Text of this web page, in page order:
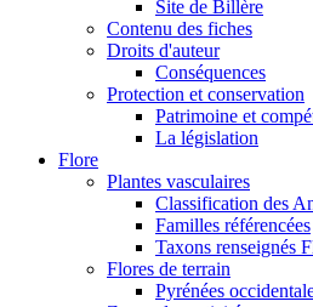
Site de Billère
Contenu des fiches
Droits d'auteur
Conséquences
Protection et conservation
Patrimoine et
La législation
Flore
Plantes vasculaires
Classification des
Familles référencées
Taxons renseignés
Flores de terrain
Pyrénées